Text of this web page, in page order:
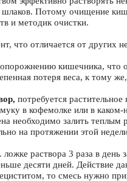
шлаков. Потому очищение
и методик очистки.
что отличается от других
кишечника, что
потеря веса, к тому
потребуется
в кофемолке или в
необходимо залить
на протяжении этой
раствора 3 раза в
десяти дней. Действие
то смесь нужно